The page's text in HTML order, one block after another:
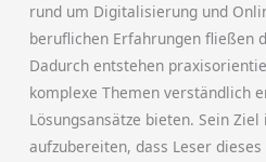
rund um Digitalisierung und
beruflichen Erfahrungen fließen
Dadurch entstehen
komplexe Themen verständlich
Lösungsansätze bieten. Sein
aufzubereiten, dass Leser